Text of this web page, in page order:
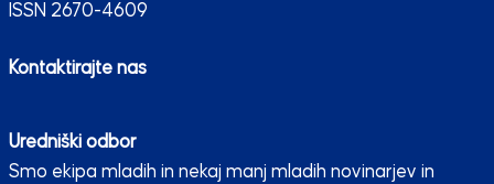
ISSN 2670-4609
Kontaktirajte nas
Uredniški odbor
Smo ekipa mladih in nekaj manj mladih novinarjev in